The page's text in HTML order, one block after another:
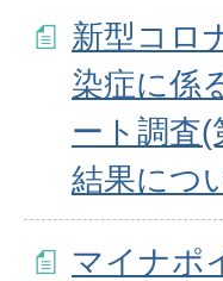
新型コロ
染症に係
ート調査
結果につ
マイナポ